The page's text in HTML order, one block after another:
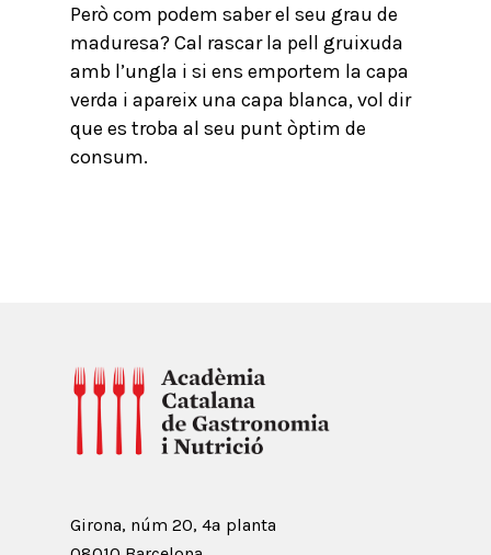
Però com podem saber el seu grau de
maduresa? Cal rascar la pell gruixuda
amb l’ungla i si ens emportem la capa
verda i apareix una capa blanca, vol dir
que es troba al seu punt òptim de
consum.
Girona, núm 20, 4ª planta